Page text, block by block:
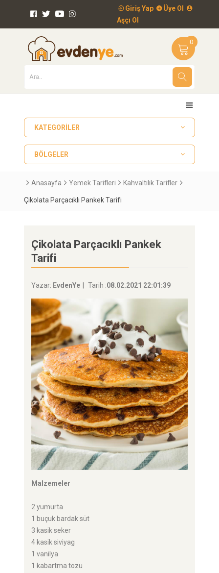
Giriş Yap
Üye Ol
Aşçı Ol
0
KATEGORILER
BÖLGELER
Anasayfa Yemek Tarifleri Kahvaltılık Tarifler
Çikolata Parçacıklı Pankek Tarifi
Çikolata Parçacıklı Pankek
Tarifi
Yazar: EvdenYe Tarih :08.02.2021 22:01:39
Malzemeler
2 yumurta
1 buçuk bardak süt
3 kasik seker
4 kasik siviyag
1 vanilya
1 kabartma tozu